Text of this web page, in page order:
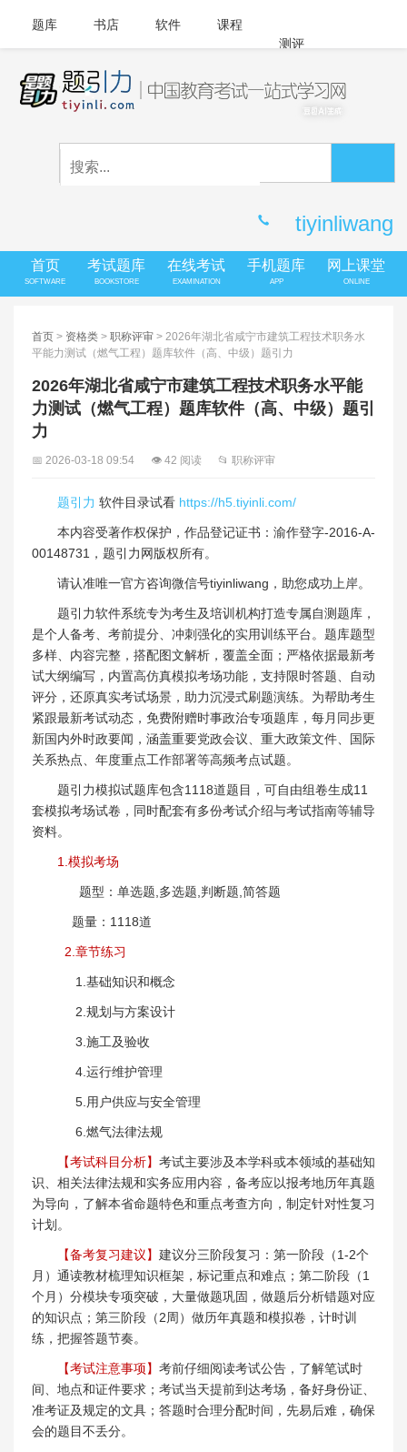
题库 书店 软件
课程
测评
APP下载
tiyinliwang
首页
SOFTWARE
考试题库
BOOKSTORE
在线考试
EXAMINATION
手机题库
APP
网上课堂
ONLINE
首页 > 资格类 > 职称评审 > 2026年湖北省咸宁市建筑工程技术职务水
平能力测试（燃气工程）题库软件（高、中级）题引力
2026年湖北省咸宁市建筑工程技术职务水平能
力测试（燃气工程）题库软件（高、中级）题引
力
📅 2026-03-18 09:54 👁 42 阅读 📂 职称评审
题引力 软件目录试看 https://h5.tiyinli.com/
本内容受著作权保护，作品登记证书：渝作登字-2016-A-
00148731，题引力网版权所有。
请认准唯一官方咨询微信号tiyinliwang，助您成功上岸。
题引力软件系统专为考生及培训机构打造专属自测题库，
是个人备考、考前提分、冲刺强化的实用训练平台。题库题型
多样、内容完整，搭配图文解析，覆盖全面；严格依据最新考
试大纲编写，内置高仿真模拟考场功能，支持限时答题、自动
评分，还原真实考试场景，助力沉浸式刷题演练。为帮助考生
紧跟最新考试动态，免费附赠时事政治专项题库，每月同步更
新国内外时政要闻，涵盖重要党政会议、重大政策文件、国际
关系热点、年度重点工作部署等高频考点试题。
题引力模拟试题库包含1118道题目，可自由组卷生成11
套模拟考场试卷，同时配套有多份考试介绍与考试指南等辅导
资料。
1.模拟考场
题型：单选题,多选题,判断题,简答题
题量：1118道
2.章节练习
1.基础知识和概念
2.规划与方案设计
3.施工及验收
4.运行维护管理
5.用户供应与安全管理
6.燃气法律法规
【考试科目分析】 考试主要涉及本学科或本领域的基础知
识、相关法律法规和实务应用内容，备考应以报考地历年真题
为导向，了解本省命题特色和重点考查方向，制定针对性复习
计划。
【备考复习建议】 建议分三阶段复习：第一阶段（1-2个
月）通读教材梳理知识框架，标记重点和难点；第二阶段（1
个月）分模块专项突破，大量做题巩固，做题后分析错题对应
的知识点；第三阶段（2周）做历年真题和模拟卷，计时训
练，把握答题节奏。
【考试注意事项】 考前仔细阅读考试公告，了解笔试时
间、地点和证件要求；考试当天提前到达考场，备好身份证、
准考证及规定的文具；答题时合理分配时间，先易后难，确保
会的题目不丢分。